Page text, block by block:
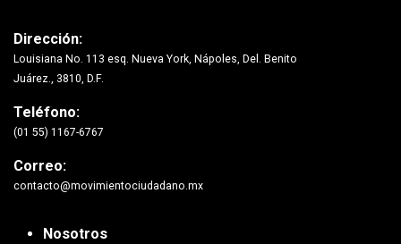
Dirección:
Louisiana No. 113 esq. Nueva York, Nápoles, Del. Benito
Juárez., 3810, D.F.
Teléfono:
(01 55) 1167-6767
Correo:
contacto@movimientociudadano.mx
Nosotros